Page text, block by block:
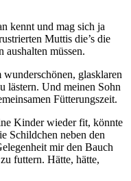
kennt und mag sich ja
Muttis die’s die
aushalten müssen.
glasklaren
lästern. Und meinen Sohn
Fütterungszeit.
Kinder wieder fit, könnte
Schildchen neben den
mir den Bauch
futtern. Hätte, hätte,